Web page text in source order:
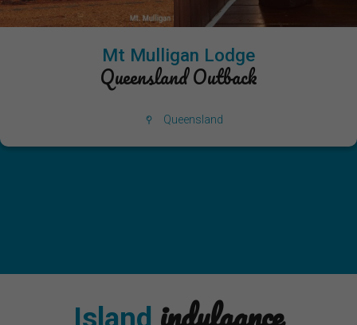
Mt Mulligan Lodge
Queensland Outback
Queensland